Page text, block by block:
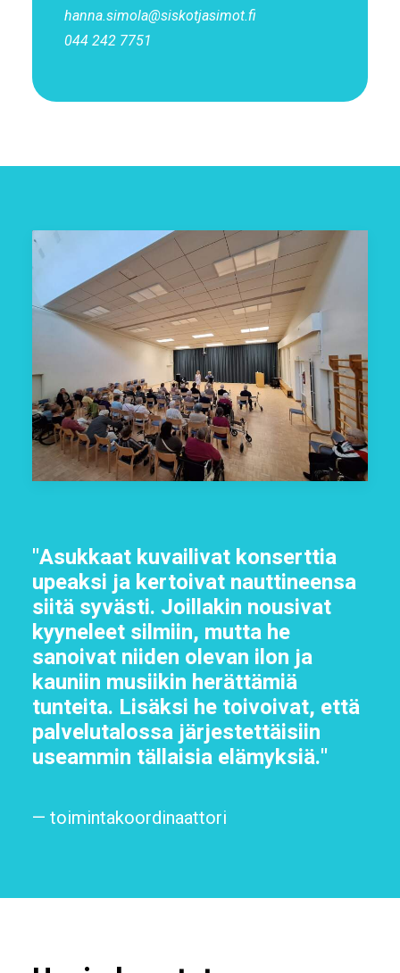
hanna.simola@siskotjasimot.fi
044 242 7751
"Asukkaat kuvailivat konserttia
upeaksi ja kertoivat nauttineensa
siitä syvästi. Joillakin nousivat
kyyneleet silmiin, mutta he
sanoivat niiden olevan ilon ja
kauniin musiikin herättämiä
tunteita. Lisäksi he toivoivat, että
palvelutalossa järjestettäisiin
useammin tällaisia elämyksiä."
— toimintakoordinaattori